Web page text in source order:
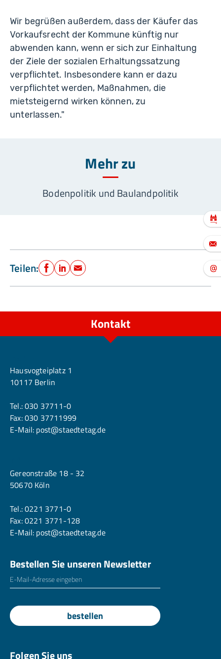
Wir begrüßen außerdem, dass der Käufer das
Vorkaufsrecht der Kommune künftig nur
abwenden kann, wenn er sich zur Einhaltung
der Ziele der sozialen Erhaltungssatzung
verpflichtet. Insbesondere kann er dazu
verpflichtet werden, Maßnahmen, die
mietsteigernd wirken können, zu
unterlassen."
Mehr zu
Bodenpolitik und Baulandpolitik
Teilen: Facebook
LinkedIn
E-Mail
Kontakt
Hausvogteiplatz 1
10117 Berlin
Tel.:030 37711-0
Fax: 030 37711999
E-Mail: post@staedtetag.de
Gereonstraße 18 - 32
50670 Köln
Tel.:0221 3771-0
Fax: 0221 3771-128
E-Mail: post@staedtetag.de
Bestellen Sie unseren Newsletter
E-Mailadresse
bestellen
Folgen Sie uns